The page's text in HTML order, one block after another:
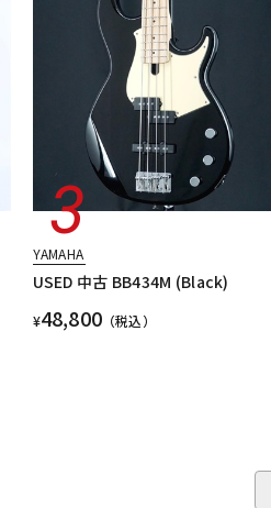
YAMAHA
USED 中古 BB434M (Black)
¥48,800 （税込）